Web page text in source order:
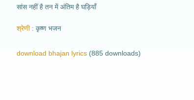
सांस नहीं है तन में अंतिम है घड़ियाँ
श्रेणी कृष्ण भजन
download bhajan lyrics (885 downloads)